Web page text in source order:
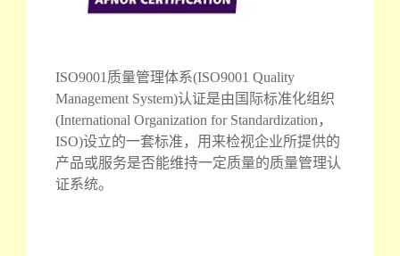
ISO9001质量管理体系(ISO9001 Quality
Management System)认证是由国际标准化组织
(International Organization for Standardization，
ISO)设立的一套标准，用来检视企业所提供的
产品或服务是否能维持一定质量的质量管理认
证系统。